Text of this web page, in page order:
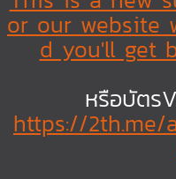
or our website
d you'll get
หรือบัตร
https://2th.me/